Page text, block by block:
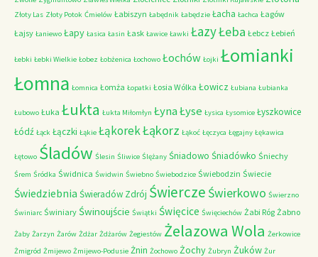
Złoty Las Złoty Potok Ćmielów Łabiszyn Łabędnik Łabędzie Łacha Łachca Łagów
Łajsy Łaniewo Łapy Łasica Łasin Łask Ławice Ławki ŁazyŁeba Łebcz Łebień
Łebki Łebki Wielkie Łobez Łobżenica Łochowo Łochów Łojki Łomianki
Łomna Łomnica Łomża Łopatki Łosia Wólka Łowicz Łubiana Łubianka
Łubowo Łuka Łukta Łukta Miłomłyn ŁynaŁyse Łysica Łysomice Łyszkowice
Łódź Łąck Łączki Łąkie ŁąkorekŁąkorz Łąkoć Łęczyca Łęgajny Łękawica
Łętowo Śladów Ślesin Śliwice Ślężany Śniadowo Śniadówko Śniechy
Śrem Śródka Świdnica Świdwin Świebno Świebodzice Świebodzin Świecie
Świedziebnia Świeradów Zdrój Świercze Świerkowo Świerzno
Świniarc Świniary Świnoujście Świątki Święcice Święciechów Żabi Róg Żabno
Żaby Żarzyn Żarów Żdżar Żdżarów Żegiestów Żelazowa Wola Żerkowice
Żmigród Żmijewo Żmijewo-Podusie Żnin Żochowo Żochy Żubryn Żuków Żur